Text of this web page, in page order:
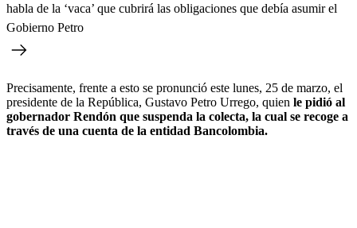
habla de la ‘vaca’ que cubrirá las obligaciones que debía asumir el
Gobierno Petro
Precisamente, frente a esto se pronunció este lunes, 25 de marzo, el
presidente de la República, Gustavo Petro Urrego, quien le pidió al
gobernador Rendón que suspenda la colecta, la cual se recoge a
través de una cuenta de la entidad Bancolombia.